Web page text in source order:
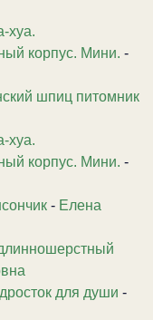
хуа.
корпус. Мини. -
шпиц питомник
хуа.
корпус. Мини. -
- Елена
для души -